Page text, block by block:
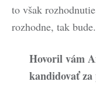
to však
rozhodne, tak bude.
Hovoril vám
kandidovať za